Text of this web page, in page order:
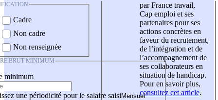
Cadre
Non cadre
Non renseignée
BRUT MINIMUM
minimum
une périodicité pour le salaire saisi
par France travail,
Cap emploi et ses
partenaires pour ses
actions concrètes en
faveur du recrutement,
de l’intégration et de
l’accompagnement de
ses collaborateurs en
situation de handicap.
Pour en savoir plus,
consultez cet article.